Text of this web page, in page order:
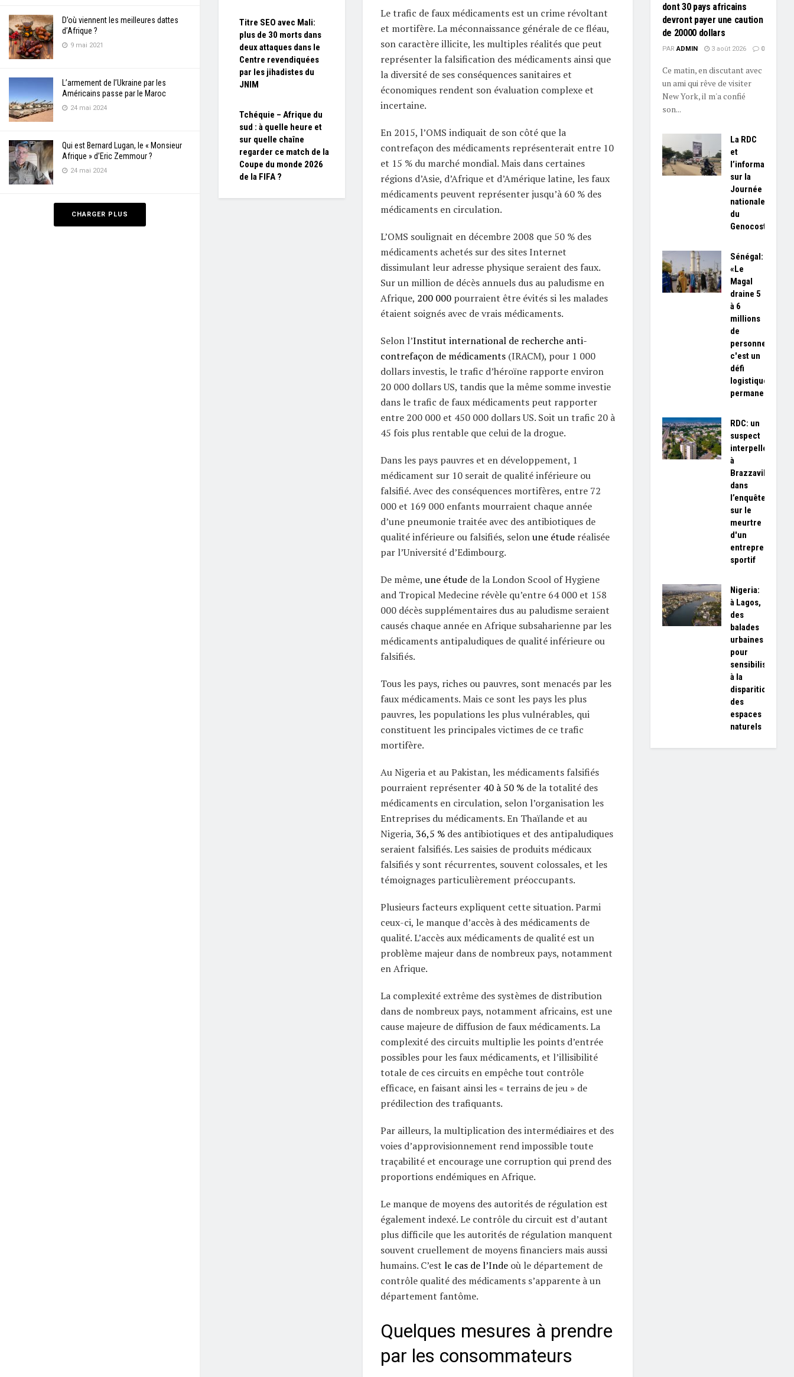
D’où viennent les meilleures dattes
d’Afrique ?
9 mai 2021
L’armement de l’Ukraine par les
Américains passe par le Maroc
24 mai 2024
Qui est Bernard Lugan, le « Monsieur
Afrique » d’Eric Zemmour ?
24 mai 2024
CHARGER PLUS
Le trafic de faux médicaments est un crime révoltant
et mortifère. La méconnaissance générale de ce fléau,
son caractère illicite, les multiples réalités que peut
représenter la falsification des médicaments ainsi que
la diversité de ses conséquences sanitaires et
économiques rendent son évaluation complexe et
incertaine.
En 2015, l’OMS indiquait de son côté que la
contrefaçon des médicaments représenterait entre 10
et 15 % du marché mondial. Mais dans certaines
régions d’Asie, d’Afrique et d’Amérique latine, les faux
médicaments peuvent représenter jusqu’à 60 % des
médicaments en circulation.
L’OMS soulignait en décembre 2008 que 50 % des
médicaments achetés sur des sites Internet
dissimulant leur adresse physique seraient des faux.
Sur un million de décès annuels dus au paludisme en
Afrique, 200 000pourraient être évités si les malades
étaient soignés avec de vrais médicaments.
Selon l’Institut international de recherche anti-
contrefaçon de médicaments(IRACM), pour 1 000
dollars investis, le trafic d’héroïne rapporte environ
20 000 dollars US, tandis que la même somme investie
dans le trafic de faux médicaments peut rapporter
entre 200 000 et 450 000 dollars US. Soit un trafic 20 à
45 fois plus rentable que celui de la drogue.
Dans les pays pauvres et en développement, 1
médicament sur 10 serait de qualité inférieure ou
falsifié. Avec des conséquences mortifères, entre 72
000 et 169 000 enfants mourraient chaque année
d’une pneumonie traitée avec des antibiotiques de
qualité inférieure ou falsifiés, selonune étuderéalisée
par l’Université d’Edimbourg.
De même, une étudede la London Scool of Hygiene
and Tropical Medecine révèle qu’entre 64 000 et 158
000 décès supplémentaires dus au paludisme seraient
causés chaque année en Afrique subsaharienne par les
médicaments antipaludiques de qualité inférieure ou
falsifiés.
Tous les pays, riches ou pauvres, sont menacés par les
faux médicaments. Mais ce sont les pays les plus
pauvres, les populations les plus vulnérables, qui
constituent les principales victimes de ce trafic
mortifère.
Au Nigeria et au Pakistan, les médicaments falsifiés
pourraient représenter 40 à 50 %de la totalité des
médicaments en circulation, selon l’organisation les
Entreprises du médicaments. En Thaïlande et au
Nigeria, 36,5 %des antibiotiques et des antipaludiques
seraient falsifiés. Les saisies de produits médicaux
falsifiés y sont récurrentes, souvent colossales, et les
témoignages particulièrement préoccupants.
Plusieurs facteurs expliquent cette situation. Parmi
ceux-ci, le manque d’accès à des médicaments de
qualité. L’accès aux médicaments de qualité est un
problème majeur dans de nombreux pays, notamment
en Afrique.
La complexité extrême des systèmes de distribution
dans de nombreux pays, notamment africains, est une
cause majeure de diffusion de faux médicaments. La
complexité des circuits multiplie les points d’entrée
possibles pour les faux médicaments, et l’illisibilité
totale de ces circuits en empêche tout contrôle
efficace, en faisant ainsi les « terrains de jeu » de
prédilection des trafiquants.
Par ailleurs, la multiplication des intermédiaires et des
voies d’approvisionnement rend impossible toute
traçabilité et encourage une corruption qui prend des
proportions endémiques en Afrique.
Le manque de moyens des autorités de régulation est
également indexé. Le contrôle du circuit est d’autant
plus difficile que les autorités de régulation manquent
souvent cruellement de moyens financiers mais aussi
humains. C’est le cas de l’Indeoù le département de
contrôle qualité des médicaments s’apparente à un
département fantôme.
Quelques mesures à prendre
par les consommateurs
Titre SEO avec Mali:
plus de 30 morts dans
deux attaques dans le
Centre revendiquées
par les jihadistes du
JNIM
Tchéquie – Afrique du
sud : à quelle heure et
sur quelle chaîne
regarder ce match de la
Coupe du monde 2026
de la FIFA ?
dont 30 pays africains
devront payer une caution
de 20000 dollars
PAR ADMIN 3 août 2026 0
Ce matin, en discutant avec
un ami qui rêve de visiter
New York, il m'a confié
son...
La RDC
et
l’information
sur la
Journée
nationale
du
Genocost
Sénégal:
«Le
Magal
draine 5
à 6
millions
de
personnes,
c'est un
défi
logistique
permanent»
RDC: un
suspect
interpellé
à
Brazzaville
dans
l’enquête
sur le
meurtre
d'un
entrepreneur
sportif
Nigeria:
à Lagos,
des
balades
urbaines
pour
sensibiliser
à la
disparition
des
espaces
naturels